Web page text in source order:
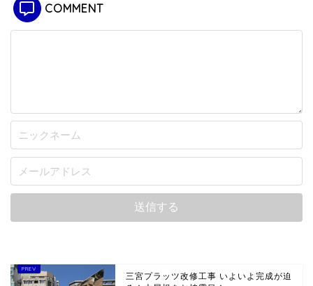
COMMENT
三宮プラッツ改修工事 いよいよ完成が迫